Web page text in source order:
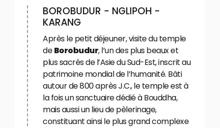
BOROBUDUR - NGLIPOH -
KARANG
Après le petit déjeuner, visite du temple
deBorobudur, l’un des plus beaux et
plus sacrés de l’Asie du Sud-Est, inscrit au
patrimoine mondial de l’humanité. Bâti
autour de 800 après J.C., le temple est à
la fois un sanctuaire dédié à Bouddha,
mais aussi un lieu de pèlerinage,
constituant ainsi le plus grand complexe